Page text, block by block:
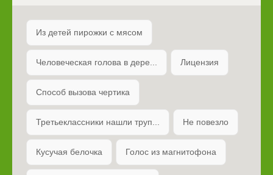
Из детей пирожки с мясом
Человеческая голова в дере... Лицензия
Способ вызова чертика
Третьеклассники нашли труп... Не повезло
Кусучая белочка Голос из магнитофона